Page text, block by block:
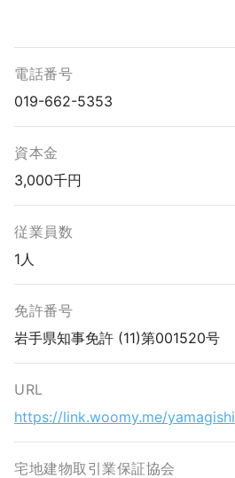
電話番号
019-662-5353
資本金
3,000千円
従業員数
1人
免許番号
岩手県知事免許 (11)第001520号
URL
https://link.woomy.me/yamagishi
宅地建物取引業保証協会